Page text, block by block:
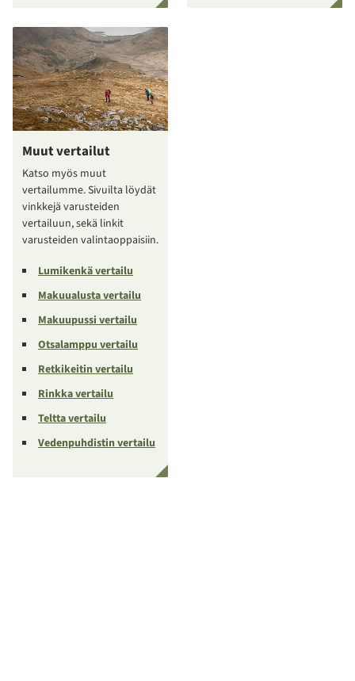
Muut vertailut
Katso myös muut
vertailumme. Sivuilta löydät
vinkkejä varusteiden
vertailuun, sekä linkit
varusteiden valintaoppaisiin.
Lumikenkä vertailu
Makuualusta vertailu
Makuupussi vertailu
Otsalamppu vertailu
Retkikeitin vertailu
Rinkka vertailu
Teltta vertailu
Vedenpuhdistin vertailu